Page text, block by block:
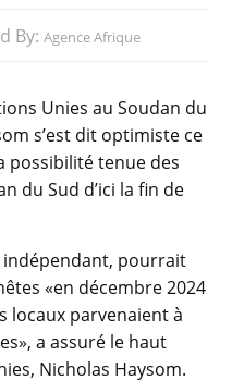
By: Agence Afrique
Unies au Soudan du
s’est dit optimiste ce
possibilité tenue des
du Sud d’ici la fin de
indépendant, pourrait
«en décembre 2024
locaux parvenaient à
a assuré le haut
Nicholas Haysom.